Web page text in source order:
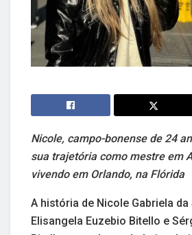
Nicole, campo-bonense de 24
sua trajetória como mestre em
vivendo em Orlando, na Flórida
A história de Nicole Gabriela da
Elisangela Euzebio Bitello e